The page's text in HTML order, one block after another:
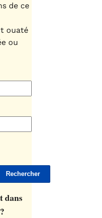
de ce
ouaté
ou
dans